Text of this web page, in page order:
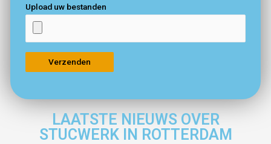
Upload uw bestanden
LAATSTE NIEUWS OVER
STUCWERK IN ROTTERDAM